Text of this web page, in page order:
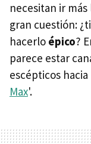
necesitan ir
gran cuestión:
hacerlo épico?
parece estar
escépticos
Max'.